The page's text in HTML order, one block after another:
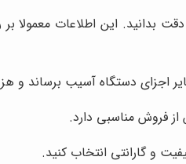
بدانید. این اطلاعات معمولا
اجزای دستگاه آسیب برساند و
از فروش مناسبی دارد.
و گارانتی انتخاب کنید.